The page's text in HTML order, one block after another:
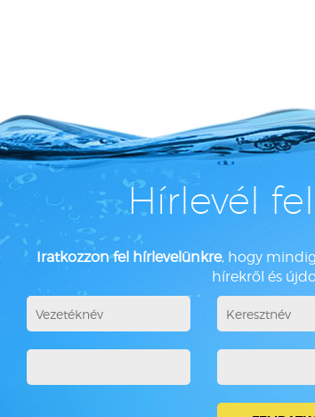
Hírlevél
Iratkozzon fel hírlevelünkre, hogy
hírekről és